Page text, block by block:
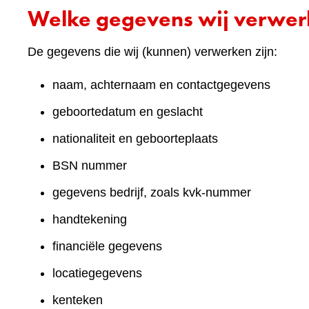
Welke gegevens wij
De gegevens die wij (kunnen) verwerken zijn:
naam, achternaam en contactgegevens
geboortedatum en geslacht
nationaliteit en geboorteplaats
BSN nummer
gegevens bedrijf, zoals kvk-nummer
handtekening
financiële gegevens
locatiegegevens
kenteken